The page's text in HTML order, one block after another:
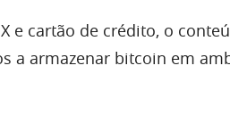
e cartão de crédito, o
a armazenar bitcoin em